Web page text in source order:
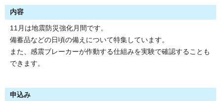
内容
11月は地震防災強化月間です。
備蓄品などの日頃の備えについて特集しています。
また、感震ブレーカーが作動する仕組みを実験で確認することも
できます。
申込み